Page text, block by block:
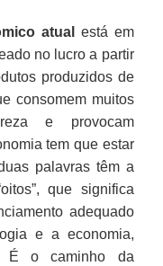
atual
está em
no lucro a partir
produzidos de
consomem muitos
e provocam
tem que estar
palavras têm a
que significa
adequado
e a economia,
É o caminho da